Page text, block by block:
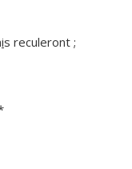
is reculeront ;